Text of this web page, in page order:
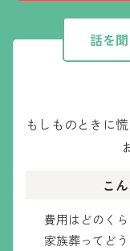
話を
もしものときに慌
こ
費用はどのくら
家族葬ってど